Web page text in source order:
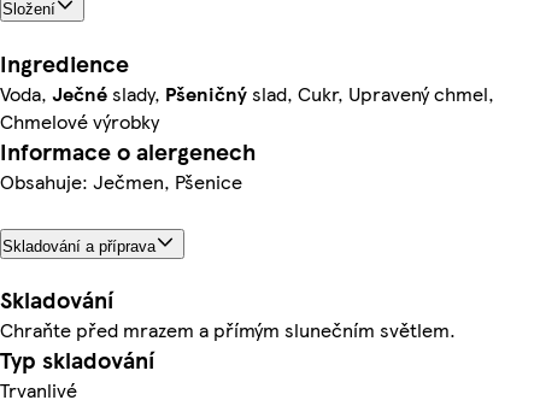
Složení
Ingredience
Voda, Ječnéslady, Pšeničnýslad, Cukr, Upravený chmel,
Chmelové výrobky
Informace o alergenech
Obsahuje: Ječmen, Pšenice
Skladování a příprava
Skladování
Chraňte před mrazem a přímým slunečním světlem.
Typ skladování
Trvanlivé